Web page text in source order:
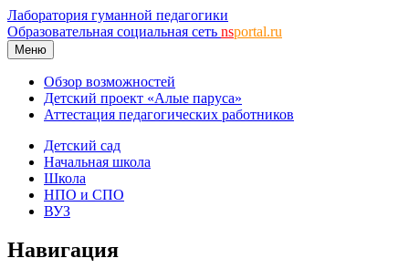
Лаборатория гуманной педагогики
Образовательная социальная сеть nsportal.ru
Меню
Обзор возможностей
Детский проект «Алые паруса»
Аттестация педагогических работников
Детский сад
Начальная школа
Школа
НПО и СПО
ВУЗ
Навигация